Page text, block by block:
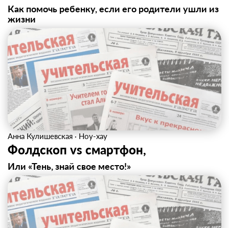
Как помочь ребенку, если его родители ушли из
жизни
Анна Кулишевская · Ноу-хау
Фолдскоп vs смартфон,
Или «Тень, знай свое место!»